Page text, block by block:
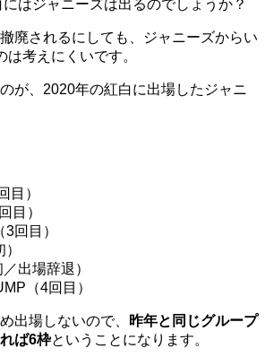
はジャニーズは出るのでしょうか？
廃されるにしても、ジャニーズからい
は考えにくいです。
が、 2020年の紅白に出場したジャニ
目）
回目）
（3回目）
）
／出場辞退）
（4回目）
出場しないので、
昨年と同じグループ
ば6枠ということになります。